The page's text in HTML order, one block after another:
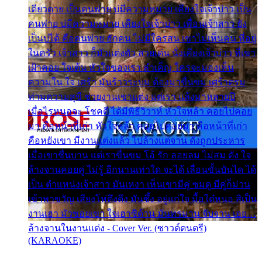
เดียวดาย เป็นคนพ่าย บ่มีความหมาย เคียงใจเจ้าบ่าว เป็น
คนพ่าย บ่มีความหมาย เคียงใจเจ้าบ่าว เพื่อนเจ้าสาว ยัง
เป็นบ่ได้ คือคนพ่าย ฮักคน ไม่มีใครสน เขาไม่เห็นคน ที่อยู่
ในครัว เจ้าสาว ก็มัวแต่งตัว สวยเด่น นั่งเคียงเจ้าบ่าว ที่เขา
เฝ้าคอย ใจเต้น หัวใจของเรา ลำเค็ญ ใครจะมองเห็น
ความใน ใจ เศร้า มันร้าวระบม ต้องมาขื่นขม เศร้าตรม
ท่ามความสุขี ช่วยงานเขาแต่ง แต่เรา แล้งมาหลายปี
เมื่อไรหนอจะ โชคดี ได้มีพิธีวิวาห์ หัวใจหล้า คอยไปคอย
มา คือหน้าที่เก่า หัวใจหล้า คอยไปคอยมา คือหน้าที่เก่า
คือหยังเขา มีงานแต่งแล้ว ไปล้างแต่จาน ดั่งถูกประหาร
เมื่อเขาชื่นบาน แต่เราขื่นขม โอ้ รัก ลอยลม ไม่สม ดัง ใจ
ล้างจานคอยคู่ ไม่รู้ อีกนานเท่าใด จะได้ เลื่อนขั้นบันได ได้
เป็น ตำแหน่งเจ้าสาว มันเหงา เห็นเขามีคู่ ซมดู มีคู่ก็ม่วน
เข้าพาขวัญ เสียงโห่ตึงตึง มันซึ้ง อยู่แก่ใจ มื้อใด๋หนอ สิเป็น
งานเฮา มัวซอยเขา ใจเฮาซิด้าน มันทรมาน จับจาน เอย…
ล้างจานในงานแต่ง - Cover Ver. (ซาวด์ดนตรี)
(KARAOKE)